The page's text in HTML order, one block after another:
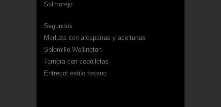
Salmorejo
Segundos
Merluza con alcaparras y aceitunas
Solomillo Wellington
Ternera con cebolletas
Entrecot estilo texano